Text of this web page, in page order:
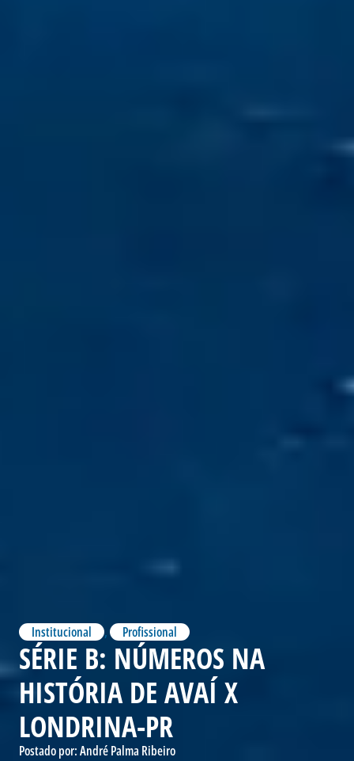
Institucional , Profissional
SÉRIE B: NÚMEROS NA
HISTÓRIA DE AVAÍ X
LONDRINA-PR
Postado por:André Palma Ribeiro